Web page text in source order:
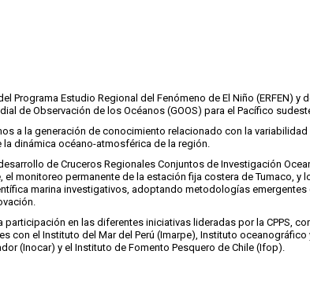
Programa Estudio Regional del Fenómeno de El Niño (ERFEN) y
de Observación de los Océanos (GOOS) para el Pacífico sudeste
a la generación de conocimiento relacionado con la
dinámica océano-atmosférica de la región.
de Cruceros Regionales Conjuntos de Investigación
el monitoreo permanente de la estación fija costera de Tumaco, y
marina investigativos, adoptando metodologías emergentes
participación en las diferentes iniciativas lideradas por la CPPS,
con el Instituto del Mar del Perú (Imarpe), Instituto oceanográfico
(Inocar) y el Instituto de Fomento Pesquero de Chile (Ifop).